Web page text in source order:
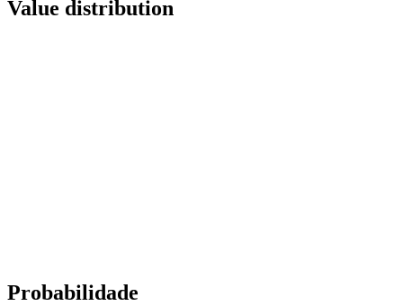
Value distribution
Probabilidade